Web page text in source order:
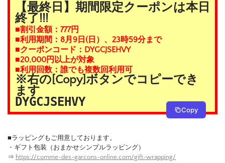
【最終日】期間限定クーポンは本日
終了!!!
■割引金額：777円
■利用期間：8月9日(日）、23時59分まで
■クーポンコード：DYGCJSEHVY
■20,000円以上が対象
■利用回数：誰でも複数回利用可
※右の[Copy]ボタンでコピーでき
ます
DYGCJSEHVY
Copy
■ラッピングもご用意しております。
・ギフト包装（おまかせシンプルラッピング）
⇒ https://comme-des-garcons-online.com/gift-wrapping/